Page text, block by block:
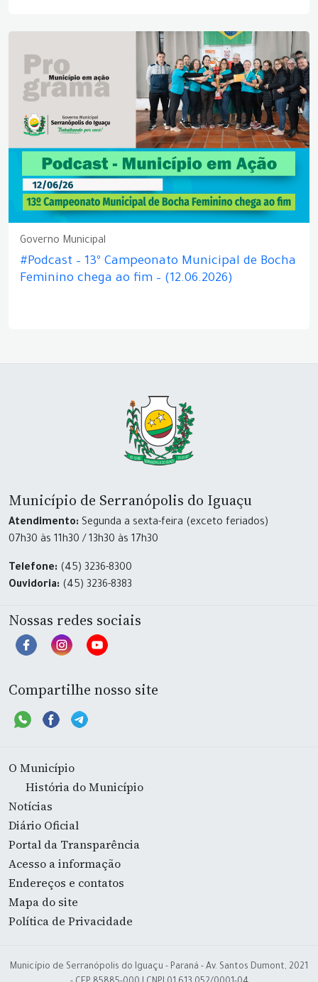
Governo Municipal
#Podcast – 13º Campeonato Municipal de Bocha
Feminino chega ao fim – (12.06.2026)
Município de Serranópolis do Iguaçu
Atendimento: Segunda a sexta-feira (exceto feriados)
07h30 às 11h30 / 13h30 às 17h30
Telefone: (45) 3236-8300
Ouvidoria: (45) 3236-8383
Nossas redes sociais
Compartilhe nosso site
O Município
História do Município
Notícias
Diário Oficial
Portal da Transparência
Acesso a informação
Endereços e contatos
Mapa do site
Política de Privacidade
Município de Serranópolis do Iguaçu - Paraná - Av. Santos Dumont, 2021